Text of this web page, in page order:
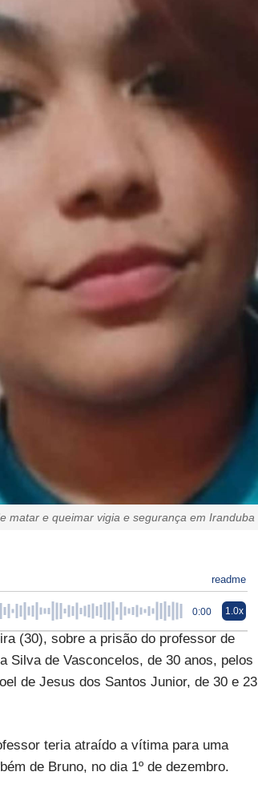
matar e queimar vigia e segurança em Iranduba
readme
0:00 1.0x
(30), sobre a prisão do professor de
Silva de Vasconcelos, de 30 anos, pelos
de Jesus dos Santos Junior, de 30 e 23
teria atraído a vítima para uma
de Bruno, no dia 1º de dezembro.